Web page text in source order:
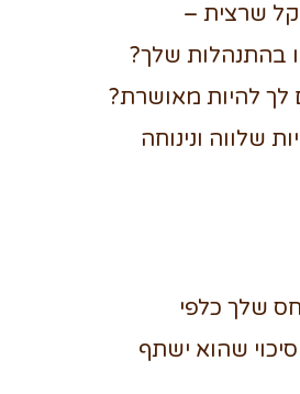
שרצית –
בהתנהלות שלך?
להיות מאושרת?
שלווה ונינוחה
שלך כלפי
שהוא ישתף